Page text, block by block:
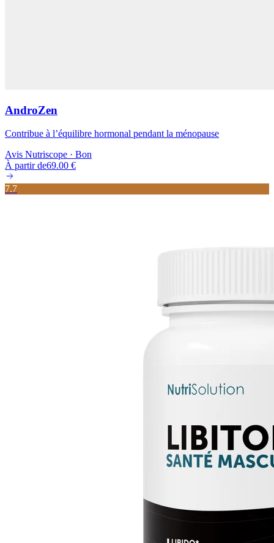
AndroZen
Contribue à l’équilibre hormonal pendant la ménopause
Avis Nutriscope · Bon
À partir de69.00 €
7.7